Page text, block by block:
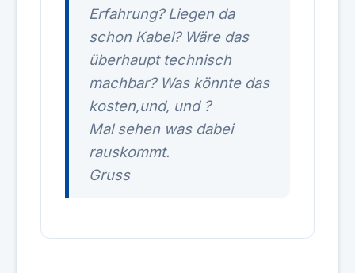
Erfahrung? Liegen da
schon Kabel? Wäre das
überhaupt technisch
machbar? Was könnte das
kosten,und, und ?
Mal sehen was dabei
rauskommt.
Gruss